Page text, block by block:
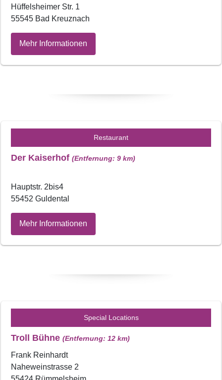
Hüffelsheimer Str. 1
55545 Bad Kreuznach
Mehr Informationen
Restaurant
Der Kaiserhof (Entfernung: 9 km)
Hauptstr. 2bis4
55452 Guldental
Mehr Informationen
Special Locations
Troll Bühne (Entfernung: 12 km)
Frank Reinhardt
Naheweinstrasse 2